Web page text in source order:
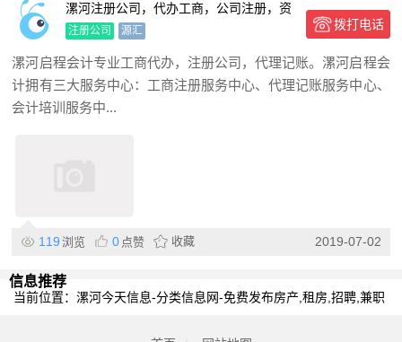
漯河注册公司，代办工商，公司注册，资
质办理，代理记账
注册公司 源汇 拨打电话
漯河启程会计专业工商代办，注册公司，代理记账。漯河启程会
计拥有三大服务中心：工商注册服务中心、代理记账服务中心、
会计培训服务中...
119 浏览 0 点赞 收藏 2019-07-02
信息推荐
当前位置： 漯河今天信息-分类信息网-免费发布房产,租房,招聘,兼职